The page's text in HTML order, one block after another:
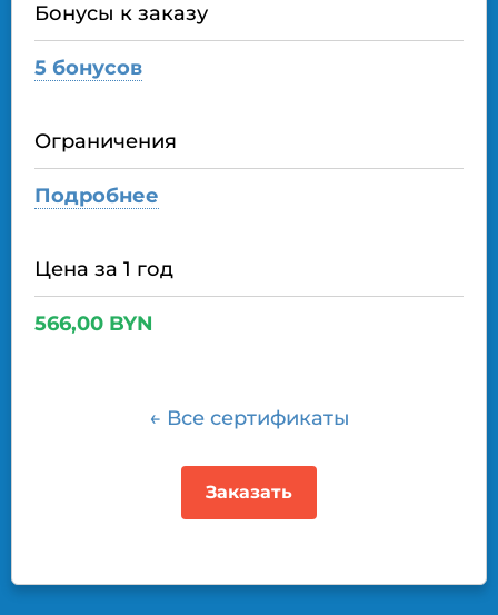
Бонусы к заказу
5 бонусов
Ограничения
Подробнее
Цена за 1 год
566,00 BYN
← Все сертификаты
Заказать